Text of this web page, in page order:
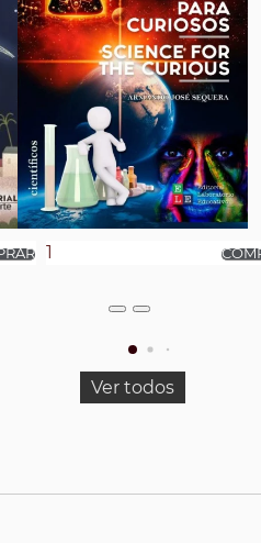
Ver todos